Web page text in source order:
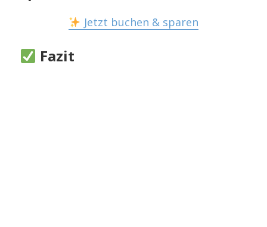
Jetzt buchen & sparen
Fazit